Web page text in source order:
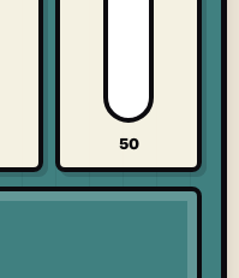
50